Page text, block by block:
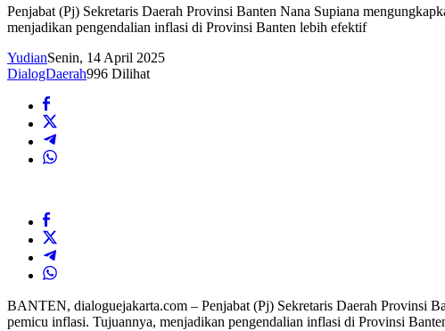
Penjabat (Pj) Sekretaris Daerah Provinsi Banten Nana Supiana
menjadikan pengendalian inflasi di Provinsi Banten lebih efektif
YudianSenin, 14 April 2025
DialogDaerah996 Dilihat
BANTEN, dialoguejakarta.com – Penjabat (Pj) Sekretaris Daerah Provinsi
pemicu inflasi. Tujuannya, menjadikan pengendalian inflasi di Provinsi